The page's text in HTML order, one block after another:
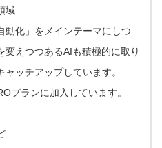
域
動化」をメインテーマにしつ
変えつつあるAIも積極的に取り
ャッチアップしています。
プランに加入しています。